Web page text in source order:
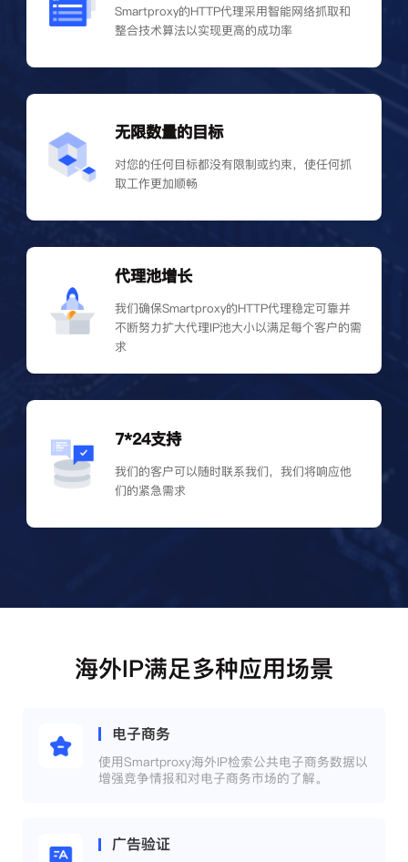
Smartproxy的HTTP代理采用智能网络抓取和
整合技术算法以实现更高的成功率
无限数量的目标
对您的任何目标都没有限制或约束，使任何抓
取工作更加顺畅
代理池增长
我们确保Smartproxy的HTTP代理稳定可靠并
不断努力扩大代理IP池大小以满足每个客户的需
求
7*24支持
我们的客户可以随时联系我们，我们将响应他
们的紧急需求
海外IP满足多种应用场景
电子商务
使用Smartproxy海外IP检索公共电子商务数据以
增强竞争情报和对电子商务市场的了解。
广告验证